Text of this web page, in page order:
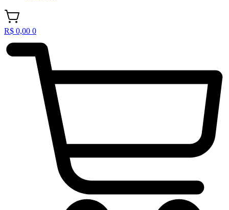
R$ 0,00 0